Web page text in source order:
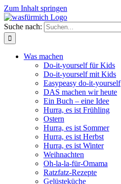
Zum Inhalt springen
Suche nach:
Was machen
Do-it-yourself für Kids
Do-it-yourself mit Kids
Easypeasy do-it-yourself
DAS machen wir heute
Ein Buch – eine Idee
Hurra, es ist Frühling
Ostern
Hurra, es ist Sommer
Hurra, es ist Herbst
Hurra, es ist Winter
Weihnachten
Oh-la-la-für-Omama
Ratzfatz-Rezepte
Gelüsteküche